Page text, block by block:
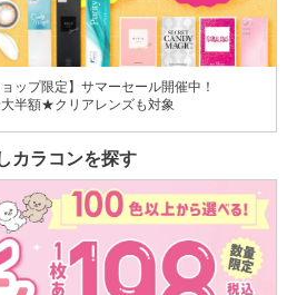
ップ限定】サマーセール開催中！
半額★クリアレンズも対象
カラコンを探す